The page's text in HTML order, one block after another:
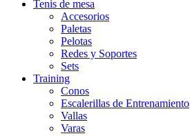
Tenis de mesa
Accesorios
Paletas
Pelotas
Redes y Soportes
Sets
Training
Conos
Escalerillas de Entrenamiento
Vallas
Varas